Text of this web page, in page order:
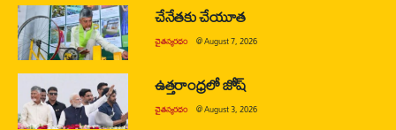
చేనేతకు చేయూత
చైతన్యరధం @August 7, 2026
ఉత్తరాంధ్రలో జోష్
చైతన్యరధం @August 3, 2026